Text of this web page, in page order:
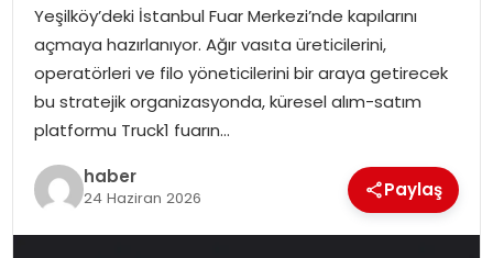
DÜNYA
OTOMOBIL
Yeşilköy’deki İstanbul Fuar Merkezi’nde kapılarını
açmaya hazırlanıyor. Ağır vasıta üreticilerini,
operatörleri ve filo yöneticilerini bir araya getirecek
bu stratejik organizasyonda, küresel alım-satım
platformu Truck1 fuarın…
haber
24 Haziran 2026 Paylaş